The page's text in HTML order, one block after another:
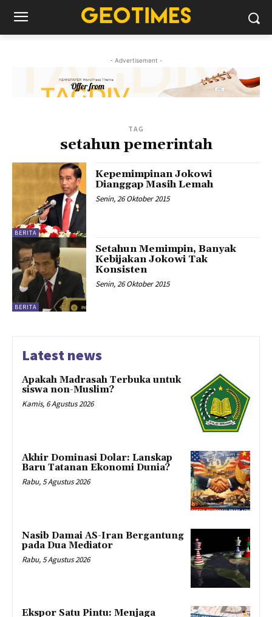
- Advertisement -
TAG
setahun pemerintah
BERITA
Kepemimpinan Jokowi
Dianggap Masih Lemah
Senin, 26 Oktober 2015
BERITA
Setahun Memimpin, Banyak
Kebijakan Jokowi Tak
Konsisten
Senin, 26 Oktober 2015
Latest news
Apakah Madrasah Terbuka untuk
siswa non-Muslim?
Kamis, 6 Agustus 2026
Akhir Dominasi Dolar: Lanskap
Baru Tatanan Ekonomi Dunia?
Rabu, 5 Agustus 2026
Nasib Damai AS-Iran Bergantung
pada Dua Mediator
Rabu, 5 Agustus 2026
Ekspor Satu Pintu: Menjaga